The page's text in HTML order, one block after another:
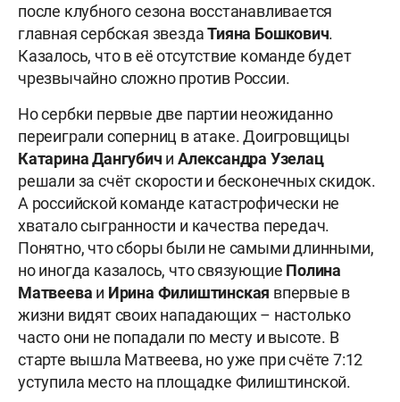
после клубного сезона восстанавливается
главная сербская звездаТияна Бошкович.
Казалось, что в её отсутствие команде будет
чрезвычайно сложно против России.
Но сербки первые две партии неожиданно
переиграли соперниц в атаке. Доигровщицы
Катарина Дангубич иАлександра Узелац
решали за счёт скорости и бесконечных скидок.
А российской команде катастрофически не
хватало сыгранности и качества передач.
Понятно, что сборы были не самыми длинными,
но иногда казалось, что связующие Полина
Матвеева и Ирина Филиштинская впервые в
жизни видят своих нападающих – настолько
часто они не попадали по месту и высоте. В
старте вышла Матвеева, но уже при счёте 7:12
уступила место на площадке Филиштинской.